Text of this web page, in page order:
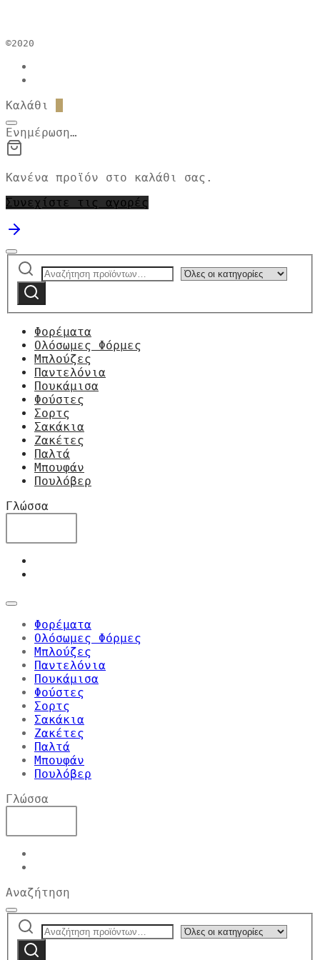
©2020
Καλάθι
Ενημέρωση…
Κανένα προϊόν στο καλάθι σας.
Συνεχίστε τις αγορές
Αναζήτηση
για:
Narrow
by
Αναζήτηση
Φορέματα
Ολόσωμες Φόρμες
Μπλούζες
Παντελόνια
Πουκάμισα
Φούστες
Σορτς
Σακάκια
Ζακέτες
Παλτά
Μπουφάν
Πουλόβερ
Γλώσσα
Φορέματα
Ολόσωμες Φόρμες
Μπλούζες
Παντελόνια
Πουκάμισα
Φούστες
Σορτς
Σακάκια
Ζακέτες
Παλτά
Μπουφάν
Πουλόβερ
Γλώσσα
Αναζήτηση
Αναζήτηση
για:
Narrow
by
Αναζήτηση